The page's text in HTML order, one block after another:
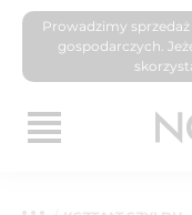
Prowadzimy
gospodarczych.